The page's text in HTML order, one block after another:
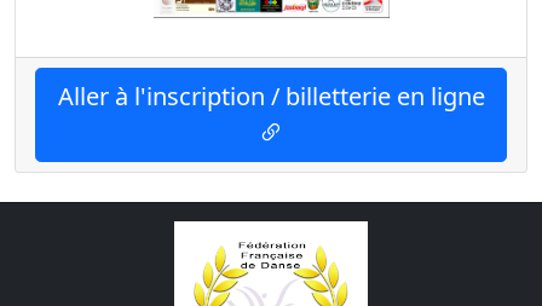
Aller à l'inscription / billetterie en ligne